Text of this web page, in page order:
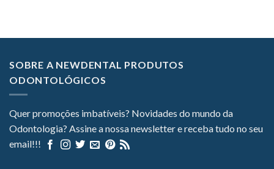
SOBRE A NEWDENTAL PRODUTOS
ODONTOLÓGICOS
Quer promoções imbatíveis? Novidades do mundo da
Odontologia? Assine a nossa newsletter e receba tudo no seu
email!!!